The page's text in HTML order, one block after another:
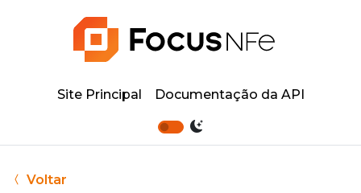
Site Principal Documentação da API
Voltar